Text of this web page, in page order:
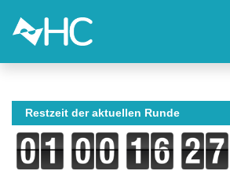
Restzeit der aktuellen Runde